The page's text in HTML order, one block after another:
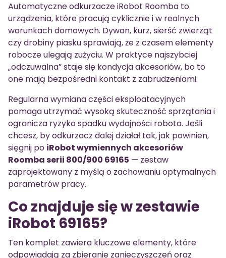
Automatyczne odkurzacze iRobot Roomba to
urządzenia, które pracują cyklicznie i w realnych
warunkach domowych. Dywan, kurz, sierść zwierząt
czy drobiny piasku sprawiają, że z czasem elementy
robocze ulegają zużyciu. W praktyce najszybciej
„odczuwalna” staje się kondycja akcesoriów, bo to
one mają bezpośredni kontakt z zabrudzeniami.
Regularna wymiana części eksploatacyjnych
pomaga utrzymać wysoką skuteczność sprzątania i
ogranicza ryzyko spadku wydajności robota. Jeśli
chcesz, by odkurzacz dalej działał tak, jak powinien,
sięgnij po iRobot wymiennych akcesoriów
Roomba serii 800/900 69165 — zestaw
zaprojektowany z myślą o zachowaniu optymalnych
parametrów pracy.
Co znajduje się w zestawie
iRobot 69165?
Ten komplet zawiera kluczowe elementy, które
odpowiadają za zbieranie zanieczyszczeń oraz